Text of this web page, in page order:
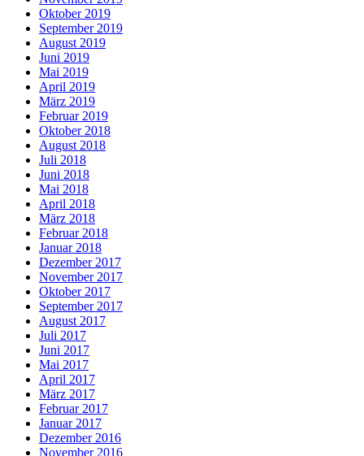
Oktober 2019
September 2019
August 2019
Juni 2019
Mai 2019
April 2019
März 2019
Februar 2019
Oktober 2018
August 2018
Juli 2018
Juni 2018
Mai 2018
April 2018
März 2018
Februar 2018
Januar 2018
Dezember 2017
November 2017
Oktober 2017
September 2017
August 2017
Juli 2017
Juni 2017
Mai 2017
April 2017
März 2017
Februar 2017
Januar 2017
Dezember 2016
November 2016